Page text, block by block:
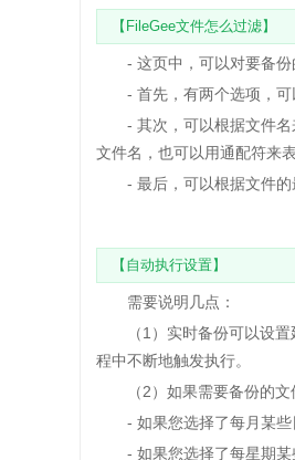
【FileGee文件怎么过滤】
- 这页中，可以对要备份
- 首先，有两个选项，可
- 其次，可以根据文件名
文件名，也可以用通配符来
- 最后，可以根据文件的
【自动执行设置】
需要说明几点：
（1）实时备份可以设置延
程中不断地触发执行。
（2）如果需要备份的文件
- 如果您选择了每月某些
- 如果您选择了每星期某